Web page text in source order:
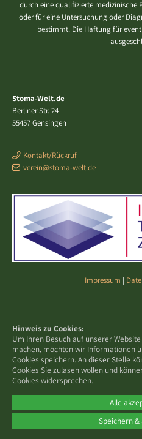
Alle
Speichern
Hinweis zu Cookies:
Um Ihren Besuch auf unserer
machen, möchten wir Informationen
Cookies speichern. An dieser Stelle
Cookies Sie zulasen wollen und
Cookies widersprechen.
durch eine qualifizierte medizinische
oder für eine Untersuchung oder
bestimmt. Die Haftung für
Stoma-Welt.de
Berliner Str. 24
55457 Gensingen
Kontakt/Rückruf
verein@stoma-welt.de
Impressum |